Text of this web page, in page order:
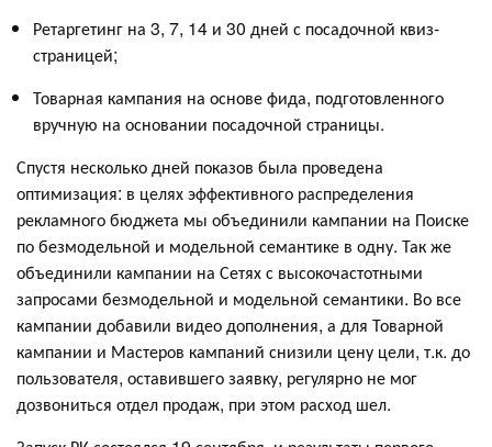
Ретаргетинг на 3, 7, 14 и 30 дней с посадочной квиз-
страницей;
Товарная кампания на основе фида, подготовленного
вручную на основании посадочной страницы.
Спустя несколько дней показов была проведена
оптимизация: в целях эффективного распределения
рекламного бюджета мы объединили кампании на Поиске
по безмодельной и модельной семантике в одну. Так же
объединили кампании на Сетях с высокочастотными
запросами безмодельной и модельной семантики. Во все
кампании добавили видео дополнения, а для Товарной
кампании и Мастеров кампаний снизили цену цели, т.к. до
пользователя, оставившего заявку, регулярно не мог
дозвониться отдел продаж, при этом расход шел.